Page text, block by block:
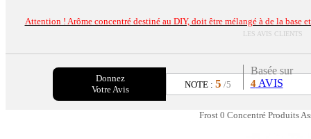
Attention ! Arôme concentré destiné au DIY, doit être mélangé à de la base
LES AVIS CLIENTS
Donnez
Votre Avis
NOTE : 5 /5
Basée sur
4AVIS
Frost 0 Concentré Produits